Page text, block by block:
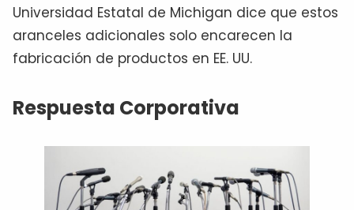
Universidad Estatal de Michigan dice que estos
aranceles adicionales solo encarecen la
fabricación de productos en EE. UU.
Respuesta Corporativa